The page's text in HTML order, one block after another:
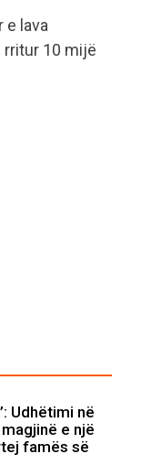
e lava
10 mijë
Udhëtimi në
e një
famës së